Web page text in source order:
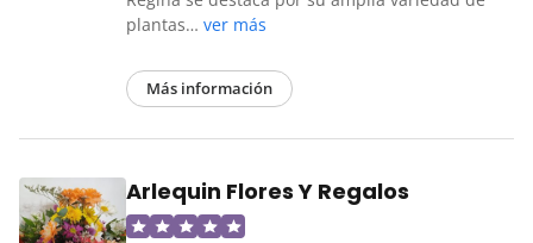
plantas… ver más
Más información
Arlequin Flores Y Regalos